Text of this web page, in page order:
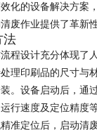
化的设备解决方案
废作业提供了革新
法
程设计充分体现了
理印刷品的尺寸与
。设备启动后，通
行速度及定位精度
准定位后，启动清